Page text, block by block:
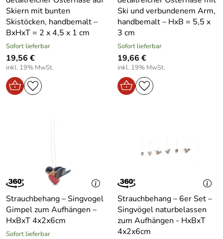
Skiern mit bunten
Skistöcken, handbemalt –
BxHxT = 2 x 4,5 x 1 cm
Sofort lieferbar
19,56 €
inkl. 19% MwSt.
Ski und verbundenem Arm,
handbemalt – HxB = 5,5 x
3 cm
Sofort lieferbar
19,66 €
inkl. 19% MwSt.
Strauchbehang – Singvogel
Gimpel zum Aufhängen –
HxBxT 4x2x6cm
Sofort lieferbar
Strauchbehang – 6er Set –
Singvögel naturbelassen
zum Aufhängen - HxBxT
4x2x6cm